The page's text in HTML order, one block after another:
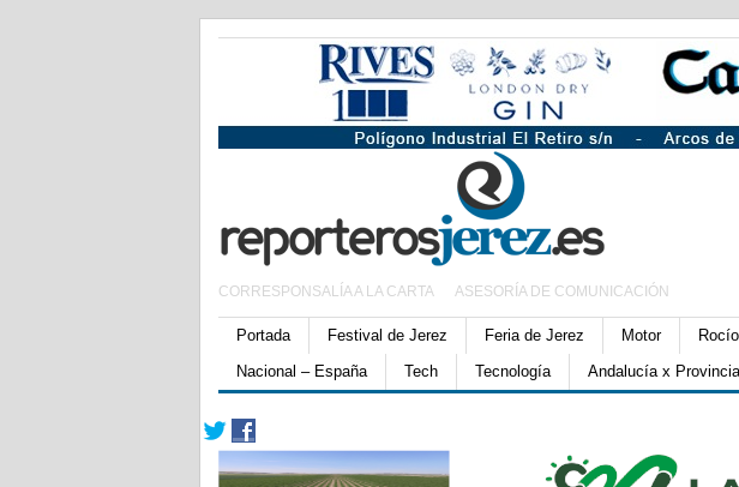
CORRESPONSALÍA A LA CARTA ASESORÍA DE COMUNICACIÓN
Portada Festival de Jerez Feria de Jerez Motor Rocío
Nacional – España
Tech Tecnología Andalucía x